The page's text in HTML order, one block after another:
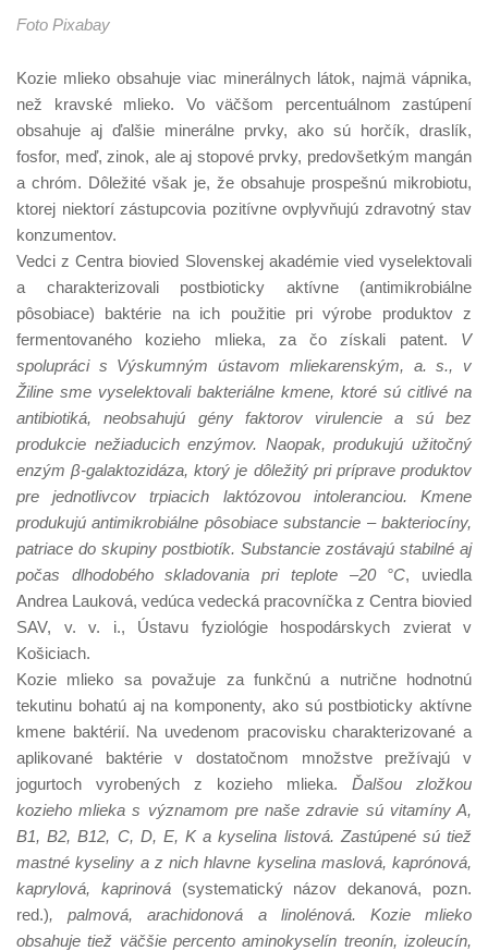
Foto Pixabay
Kozie mlieko obsahuje viac minerálnych látok, najmä vápnika,
než kravské mlieko. Vo väčšom percentuálnom zastúpení
obsahuje aj ďalšie minerálne prvky, ako sú horčík, draslík,
fosfor, meď, zinok, ale aj stopové prvky, predovšetkým mangán
a chróm. Dôležité však je, že obsahuje prospešnú mikrobiotu,
ktorej niektorí zástupcovia pozitívne ovplyvňujú zdravotný stav
konzumentov.
Vedci z Centra biovied Slovenskej akadémie vied vyselektovali
a charakterizovali postbioticky aktívne (antimikrobiálne
pôsobiace) baktérie na ich použitie pri výrobe produktov z
fermentovaného kozieho mlieka, za čo získali patent. V
spolupráci s Výskumným ústavom mliekarenským, a. s., v
Žiline sme vyselektovali bakteriálne kmene, ktoré sú citlivé na
antibiotiká, neobsahujú gény faktorov virulencie a sú bez
produkcie nežiaducich enzýmov. Naopak, produkujú užitočný
enzým β-galaktozidáza, ktorý je dôležitý pri príprave produktov
pre jednotlivcov trpiacich laktózovou intoleranciou. Kmene
produkujú antimikrobiálne pôsobiace substancie – bakteriocíny,
patriace do skupiny postbiotík. Substancie zostávajú stabilné aj
počas dlhodobého skladovania pri teplote –20 °C, uviedla
Andrea Lauková, vedúca vedecká pracovníčka z Centra biovied
SAV, v. v. i., Ústavu fyziológie hospodárskych zvierat v
Košiciach.
Kozie mlieko sa považuje za funkčnú a nutrične hodnotnú
tekutinu bohatú aj na komponenty, ako sú postbioticky aktívne
kmene baktérií. Na uvedenom pracovisku charakterizované a
aplikované baktérie v dostatočnom množstve prežívajú v
jogurtoch vyrobených z kozieho mlieka. Ďalšou zložkou
kozieho mlieka s významom pre naše zdravie sú vitamíny A,
B1, B2, B12, C, D, E, K a kyselina listová. Zastúpené sú tiež
mastné kyseliny a z nich hlavne kyselina maslová, kaprónová,
kaprylová, kaprinová (systematický názov dekanová, pozn.
red.), palmová, arachidonová a linolénová. Kozie mlieko
obsahuje tiež väčšie percento aminokyselín treonín, izoleucín,